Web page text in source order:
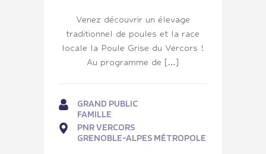
Venez découvrir un élevage
traditionnel de poules et la race
locale la Poule Grise du Vercors !
Au programme de […]
GRAND PUBLIC
FAMILLE
PNR VERCORS
GRENOBLE-ALPES MÉTROPOLE